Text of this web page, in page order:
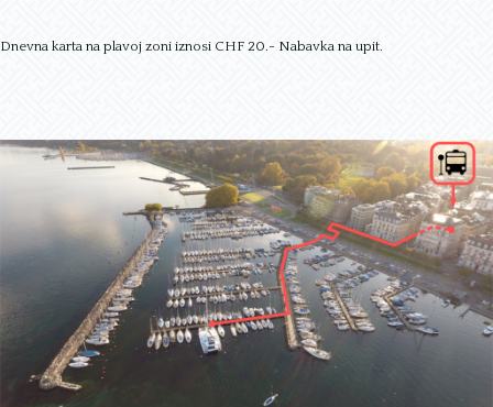
Dnevna karta na plavoj zoni iznosi CHF 20.- Nabavka na upit.